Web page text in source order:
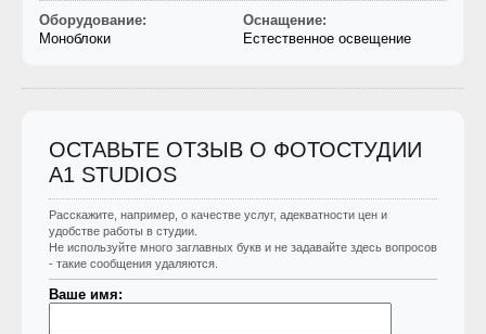
Оборудование:
Моноблоки
Оснащение:
Естественное освещение
ОСТАВЬТЕ ОТЗЫВ О ФОТОСТУДИИ
A1 STUDIOS
Расскажите, например, о качестве услуг, адекватности цен и
удобстве работы в студии.
Не используйте много заглавных букв и не задавайте здесь вопросов
- такие сообщения удаляются.
Ваше имя: